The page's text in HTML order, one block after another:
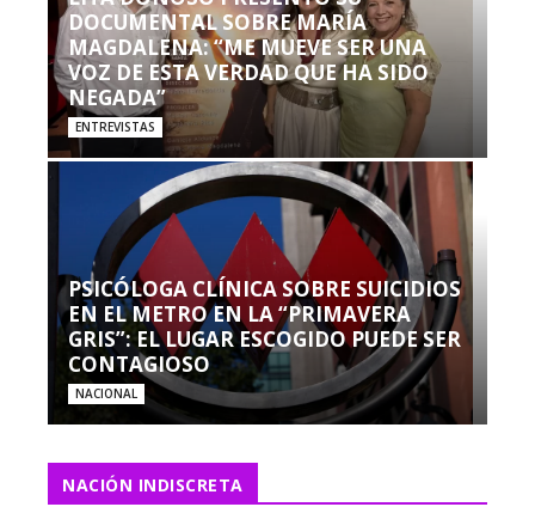
DOCUMENTAL SOBRE MARÍA
MAGDALENA: “ME MUEVE SER UNA
VOZ DE ESTA VERDAD QUE HA SIDO
NEGADA”
ENTREVISTAS
PSICÓLOGA CLÍNICA SOBRE SUICIDIOS
EN EL METRO EN LA “PRIMAVERA
GRIS”: EL LUGAR ESCOGIDO PUEDE SER
CONTAGIOSO
NACIONAL
NACIÓN INDISCRETA